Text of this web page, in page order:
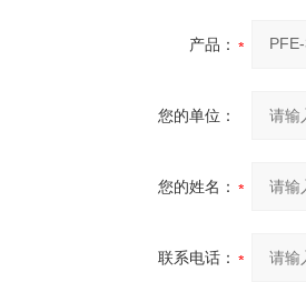
产品：
您的单位：
您的姓名：
联系电话：